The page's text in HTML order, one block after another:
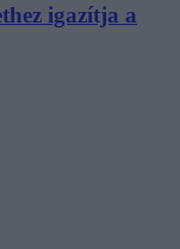
igazítja a